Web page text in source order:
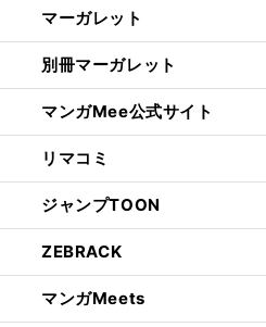
マーガレット
別冊マーガレット
マンガMee公式サイト
リマコミ
ジャンプTOON
ZEBRACK
マンガMeets